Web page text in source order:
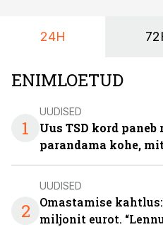
24H
ENIMLOETUD
1
UUDISED
Uus TSD kord
parandama kohe,
2
UUDISED
Omastamise
miljonit eurot.